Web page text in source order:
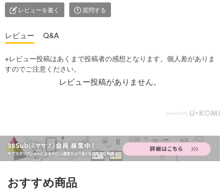
レビューを書く 質問する
レビュー Q&A
レビュー投稿がありません。
おすすめ商品